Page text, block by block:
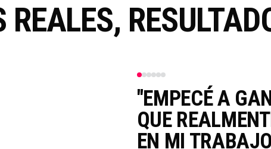
"EMPECÉ A
QUE
EN MI